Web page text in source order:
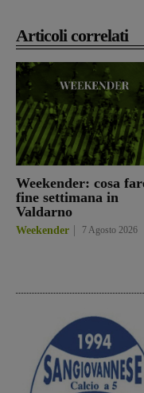
Articoli correlati
Weekender: cosa
fine settimana in
Valdarno
Weekender 7 Agosto 2026